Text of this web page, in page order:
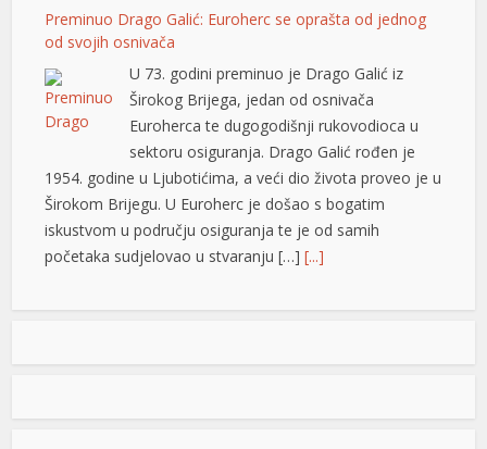
giriş
Preminuo Drago Galić: Euroherc se oprašta od jednog
od svojih osnivača
U 73. godini preminuo je Drago Galić iz
Širokog Brijega, jedan od osnivača
Euroherca te dugogodišnji rukovodioca u
sektoru osiguranja. Drago Galić rođen je
1954. godine u Ljubotićima, a veći dio života proveo je u
Širokom Brijegu. U Euroherc je došao s bogatim
iskustvom u području osiguranja te je od samih
početaka sudjelovao u stvaranju […][...]
Petrović tvrdi da snabdijavanje strujom nije ugroženo:
Generalni direktor “Elektroprivrede Republike
izuzetno nepovoljnoj hidrologiji,